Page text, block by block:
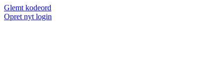
Glemt kodeord
Opret nyt login